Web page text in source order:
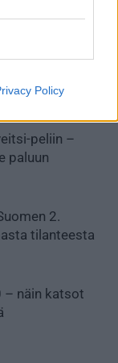
Policy
avausotteluun
peliin –
paluun
2.
tilanteesta
– näin katsot